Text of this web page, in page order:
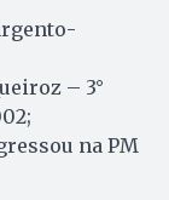
– 3°
na PM